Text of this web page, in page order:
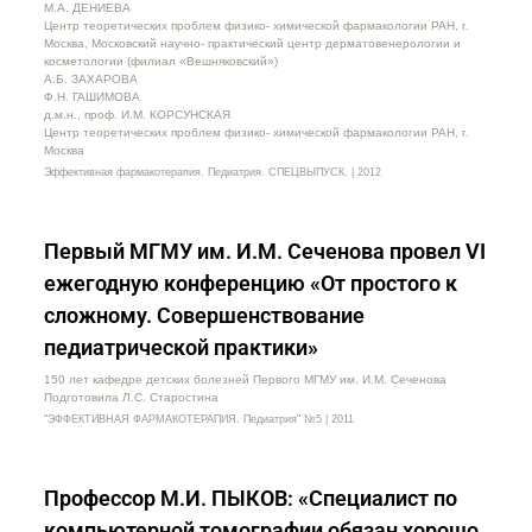
М.А. ДЕНИЕВА
Центр теоретических проблем физико- химической фармакологии РАН, г.
Москва, Московский научно- практический центр дерматовенерологии и
косметологии (филиал «Вешняковский»)
А.Б. ЗАХАРОВА
Ф.Н. ГАШИМОВА
д.м.н., проф. И.М. КОРСУНСКАЯ
Центр теоретических проблем физико- химической фармакологии РАН, г.
Москва
Эффективная фармакотерапия. Педиатрия. СПЕЦВЫПУСК. | 2012
Первый МГМУ им. И.М. Сеченова провел VI
ежегодную конференцию «От простого к
сложному. Совершенствование
педиатрической практики»
150 лет кафедре детских болезней Первого МГМУ им. И.М. Сеченова
Подготовила Л.С. Старостина
"ЭФФЕКТИВНАЯ ФАРМАКОТЕРАПИЯ. Педиатрия" №5 | 2011
Профессор М.И. ПЫКОВ: «Специалист по